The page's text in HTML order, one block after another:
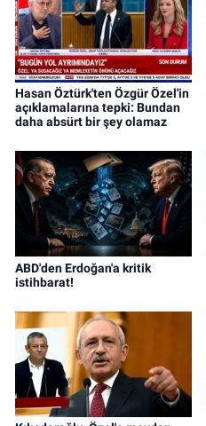
Hasan Öztürk'ten Özgür Özel'in
açıklamalarına tepki: Bundan
daha absürt bir şey olamaz
ABD'den Erdoğan'a kritik
istihbarat!